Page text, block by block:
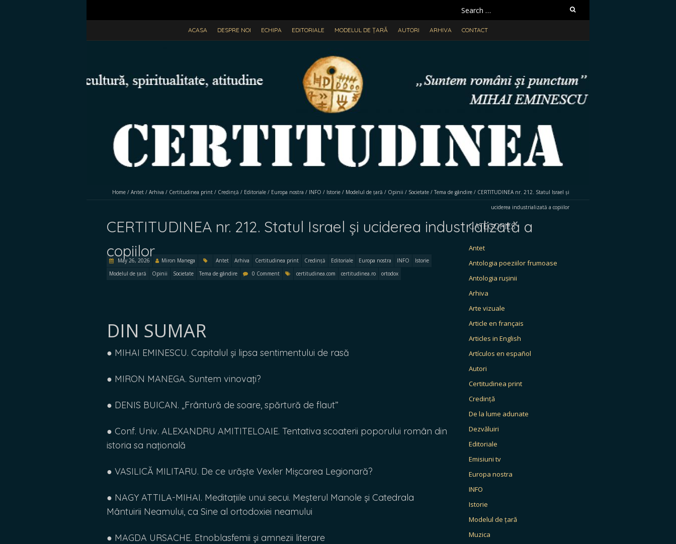
Search
for:
ACASA DESPRE NOI ECHIPA EDITORIALE MODELUL DE ȚARĂ AUTORI ARHIVA CONTACT
Home / Antet / Arhiva / Certitudinea print / Credință / Editoriale / Europa nostra / INFO / Istorie / Modelul de țară / Opinii / Societate / Tema de gândire / CERTITUDINEA nr. 212. Statul Israel și
uciderea industrializată a copiilor
CERTITUDINEA nr. 212. Statul Israel și uciderea industrializată a
copiilor
May 26, 2026 Miron Manega Antet Arhiva Certitudinea print Credință Editoriale Europa nostra INFO
Istorie
Modelul de țară
Opinii Societate Tema de gândire 0 Comment certitudinea.com certitudinea.ro ortodox
DIN SUMAR
● MIHAI EMINESCU. Capitalul și lipsa sentimentului de rasă
● MIRON MANEGA. Suntem vinovați?
● DENIS BUICAN. „Frântură de soare, spărtură de flaut”
● Conf. Univ. ALEXANDRU AMITITELOAIE. Tentativa scoaterii poporului român din
istoria sa națională
● VASILICĂ MILITARU. De ce urăște Vexler Mișcarea Legionară?
● NAGY ATTILA-MIHAI. Meditațiile unui secui. Meșterul Manole și Catedrala
Mântuirii Neamului, ca Sine al ortodoxiei neamului
● MAGDA URSACHE. Etnoblasfemii și amnezii literare
CATEGORIES
Antet
Antologia poeziilor frumoase
Antologia rușinii
Arhiva
Arte vizuale
Article en français
Articles in English
Artículos en español
Autori
Certitudinea print
Credință
De la lume adunate
Dezvăluiri
Editoriale
Emisiuni tv
Europa nostra
INFO
Istorie
Modelul de țară
Muzica